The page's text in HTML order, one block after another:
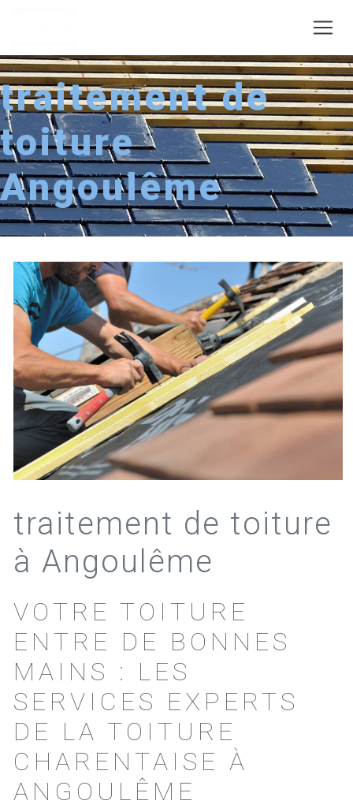
traitement de
toiture
Angoulême
traitement de toiture
à Angoulême
VOTRE TOITURE
ENTRE DE BONNES
MAINS : LES
SERVICES EXPERTS
DE LA TOITURE
CHARENTAISE À
ANGOULÊME